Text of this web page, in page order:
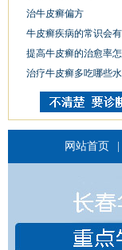
治牛皮癣偏方
牛皮癣疾病的常识会
提高牛皮癣的治愈率
治疗牛皮癣多吃哪些
网站首页